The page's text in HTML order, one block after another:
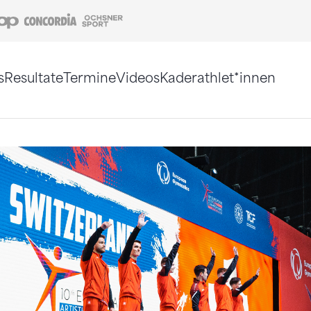
Coop Concordia
ResultateTermineVideosKaderathlet*innen